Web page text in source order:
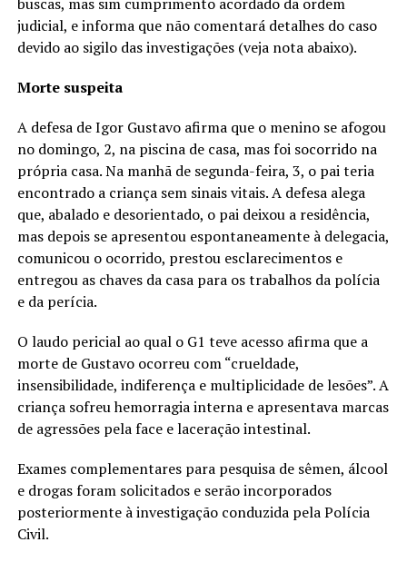
judicial, e informa que não comentará detalhes do caso
devido ao sigilo das investigações (veja nota abaixo).
Morte suspeita
A defesa de Igor Gustavo afirma que o menino se afogou
no domingo, 2, na piscina de casa, mas foi socorrido na
própria casa. Na manhã de segunda-feira, 3, o pai teria
encontrado a criança sem sinais vitais. A defesa alega
que, abalado e desorientado, o pai deixou a residência,
mas depois se apresentou espontaneamente à delegacia,
comunicou o ocorrido, prestou esclarecimentos e
entregou as chaves da casa para os trabalhos da polícia
e da perícia.
O laudo pericial ao qual o G1 teve acesso afirma que a
morte de Gustavo ocorreu com “crueldade,
insensibilidade, indiferença e multiplicidade de lesões”. A
criança sofreu hemorragia interna e apresentava marcas
de agressões pela face e laceração intestinal.
Exames complementares para pesquisa de sêmen, álcool
e drogas foram solicitados e serão incorporados
posteriormente à investigação conduzida pela Polícia
Civil.